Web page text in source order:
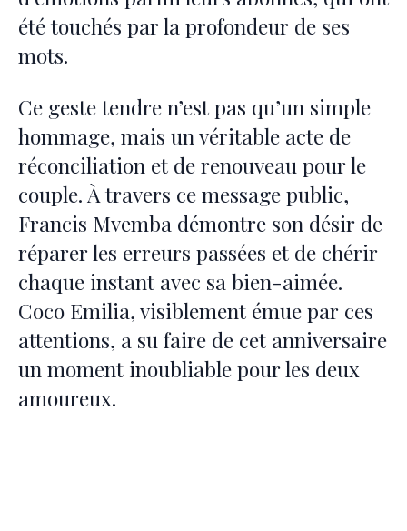
été touchés par la profondeur de ses
mots.
Ce geste tendre n’est pas qu’un simple
hommage, mais un véritable acte de
réconciliation et de renouveau pour le
couple. À travers ce message public,
Francis Mvemba démontre son désir de
réparer les erreurs passées et de chérir
chaque instant avec sa bien-aimée.
Coco Emilia, visiblement émue par ces
attentions, a su faire de cet anniversaire
un moment inoubliable pour les deux
amoureux.